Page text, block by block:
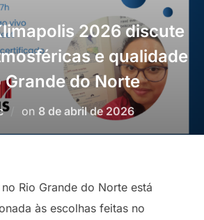
2026 discute
e qualidade
Grande do Norte
on Postado
em
8 de abril de 2026
Rio Grande do Norte está
às escolhas feitas no